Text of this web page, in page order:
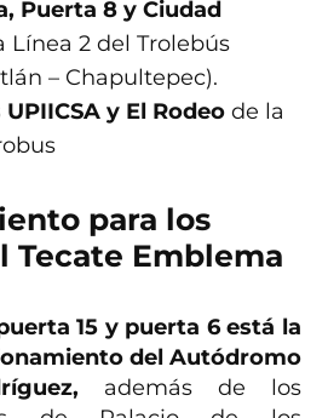
Puerta 8 y Ciudad
Línea 2 del Trolebús
– Chapultepec).
y El Rodeode la
para los
Tecate Emblema
15 y puerta 6 está la
del Autódromo
además de los